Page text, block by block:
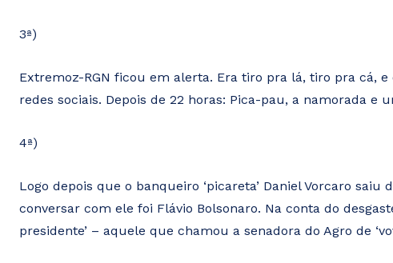
3ª)
Extremoz-RGN ficou em alerta. Era tiro pra lá, tiro pra cá,
redes sociais. Depois de 22 horas: Pica-pau, a namorada e
4ª)
Logo depois que o banqueiro ‘picareta’ Daniel Vorcaro
conversar com ele foi Flávio Bolsonaro. Na conta do
presidente’ – aquele que chamou a senadora do Agro de